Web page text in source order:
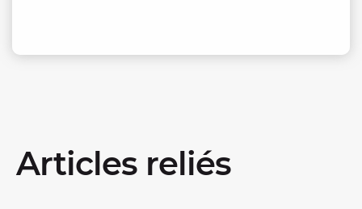
Articles reliés